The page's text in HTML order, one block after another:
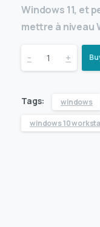
Windows 11, et
mettre à niveau
- +
Tags: windows
windows 10